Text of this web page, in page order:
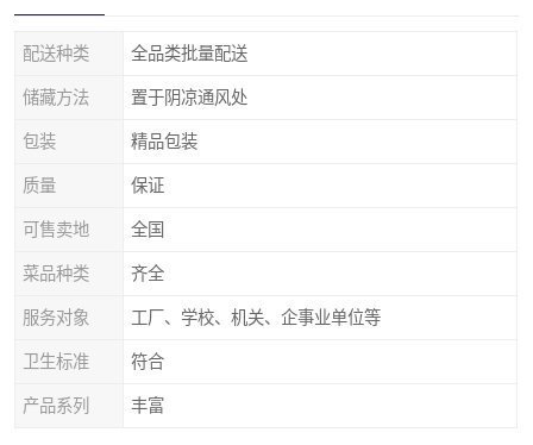
配送种类 全品类批量配送
储藏方法 置于阴凉通风处
包装 精品包装
质量 保证
可售卖地 全国
菜品种类 齐全
服务对象 工厂、学校、机关、企事业单位等
卫生标准 符合
产品系列 丰富